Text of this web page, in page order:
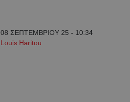
08 ΣΕΠΤΕΜΒΡΙΟΥ 25 - 10:34
Louis Haritou